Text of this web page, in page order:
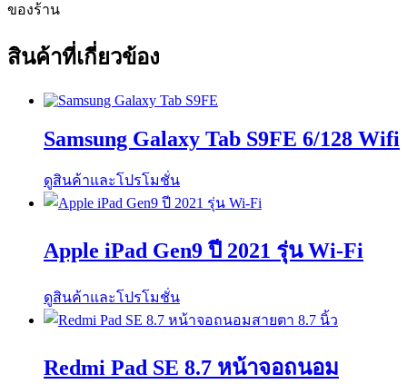
ของร้าน
สินค้าที่เกี่ยวข้อง
Samsung Galaxy Tab S9FE 6/128 Wifi
ดูสินค้าและโปรโมชั่น
Apple iPad Gen9 ปี 2021 รุ่น Wi-Fi
ดูสินค้าและโปรโมชั่น
Redmi Pad SE 8.7 หน้าจอถนอม